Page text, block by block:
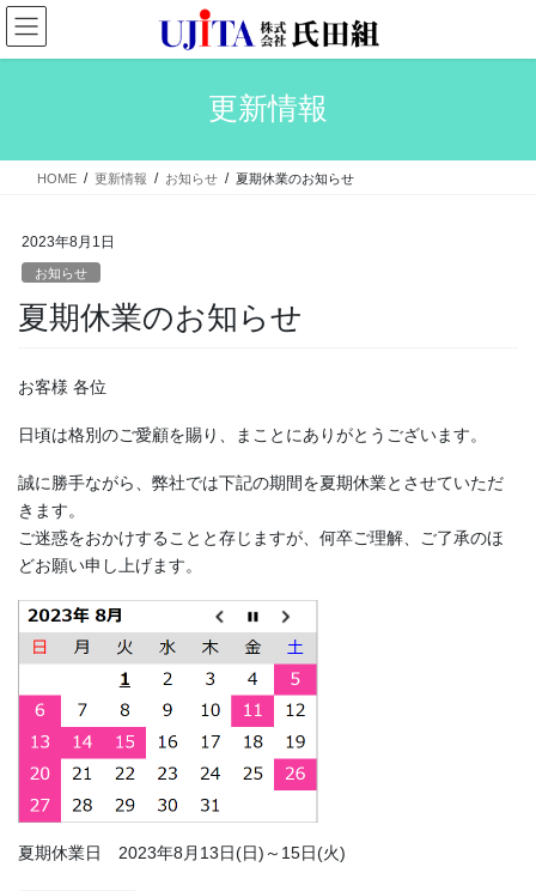
コ
ン
テ
ス
ナ
ビ
ゲ
ン
更新情報
HOME 更新情報 お知らせ 夏期休業のお知らせ
2023年8月1日
お知らせ
夏期休業のお知らせ
お客様 各位
日頃は格別のご愛顧を賜り、まことにありがとうございます。
誠に勝手ながら、弊社では下記の期間を夏期休業とさせていただ
きます。
ご迷惑をおかけすることと存じますが、何卒ご理解、ご了承のほ
どお願い申し上げます。
夏期休業日 2023年8月13日(日)～15日(火)